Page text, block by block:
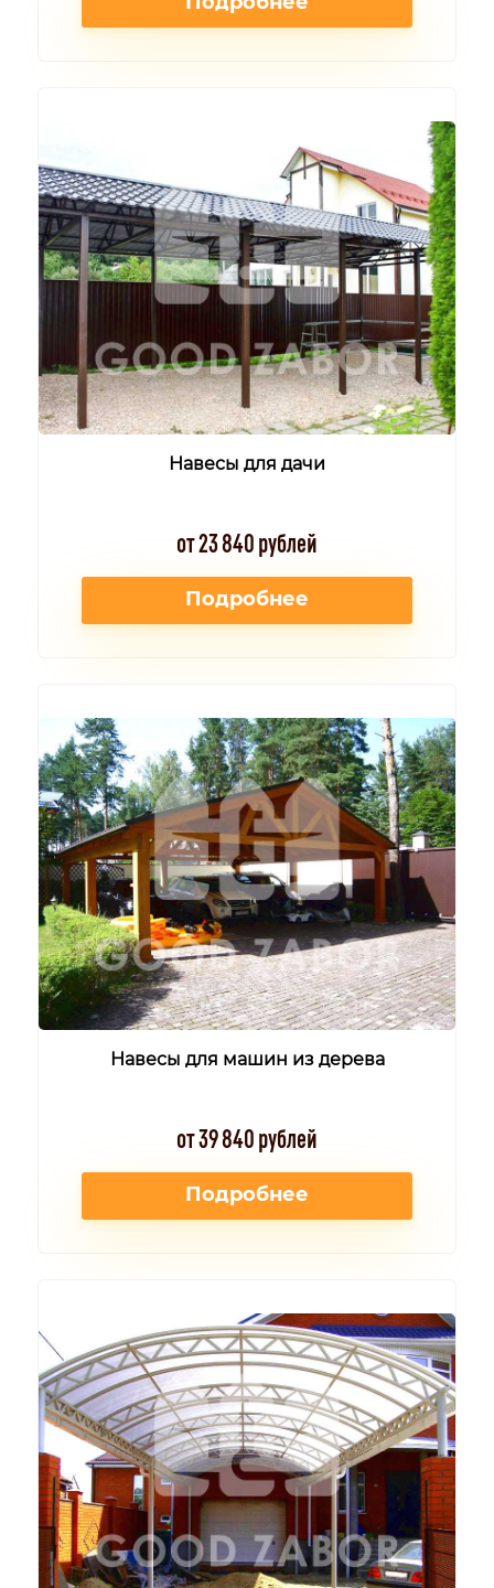
Навесы для дачи
от 23 840 рублей
Подробнее
Навесы для машин из дерева
от 39 840 рублей
Подробнее